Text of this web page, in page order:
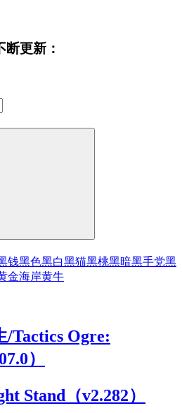
更新：
钱黑色黑白黑猫黑桃黑暗黑手党黑
金海岸黄牛
/Tactics Ogre:
）
Stand（v2.282）